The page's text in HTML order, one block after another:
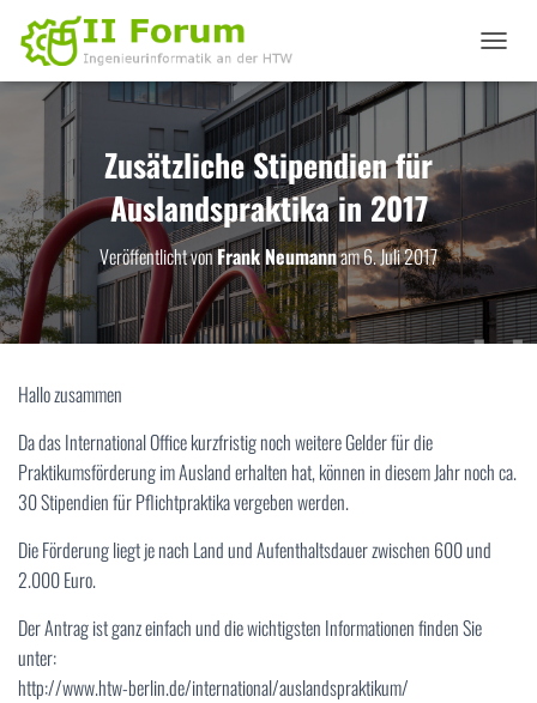
A
I
A
O
N
M
S
E
Zusätzliche Stipendien für
Auslandspraktika in 2017
Veröffentlicht vonFrank Neumannam6. Juli 2017
Hallo zusammen
Da das International Office kurzfristig noch weitere Gelder für die
Praktikumsförderung im Ausland erhalten hat, können in diesem Jahr noch ca.
30 Stipendien für Pflichtpraktika vergeben werden.
Die Förderung liegt je nach Land und Aufenthaltsdauer zwischen 600 und
2.000 Euro.
Der Antrag ist ganz einfach und die wichtigsten Informationen finden Sie
unter:
http://www.htw-berlin.de/international/auslandspraktikum/